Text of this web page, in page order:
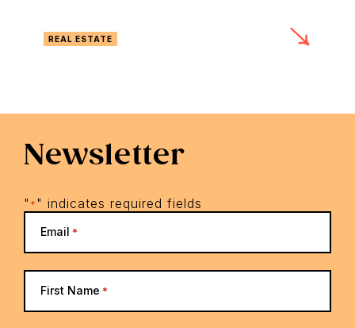
REAL ESTATE
Newsletter
" *" indicates required fields
Email *
First Name *